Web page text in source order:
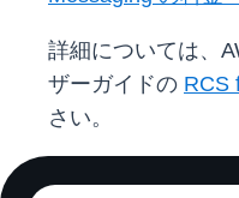
詳細については、
ザーガイドの RCS
さい。